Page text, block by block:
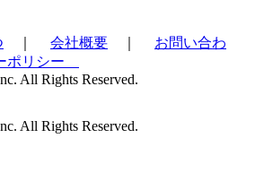
会社概要
お問い合わ
ポリシー
All Rights Reserved.
All Rights Reserved.